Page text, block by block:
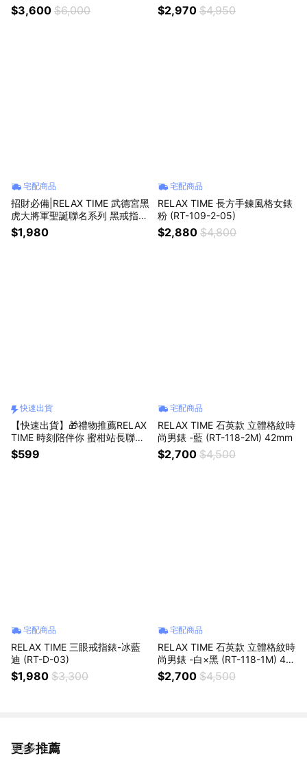
$3,600 $6,000 $2,970 $4,950
宅配商品
招財必備|RELAX TIME 武德宮黑
虎大將軍聖誕聯名系列 黑戒指錶
(RT-W-02)
$1,980
宅配商品
RELAX TIME 長方手鍊風格女錶
粉 (RT-109-2-05)
$2,880 $4,800
快速出貨
【快速出貨】🎁禮物推薦RELAX
TIME 時刻陪伴你 蜜柑站長聯名 l
蜜柑樂園投影燈 (RT-116C-1) l
不含電池
$599
宅配商品
RELAX TIME 石英款 立體格紋時
尚男錶 -藍 (RT-118-2M) 42mm
$2,700 $4,500
宅配商品
RELAX TIME 三眼戒指錶-冰藍
迪 (RT-D-03)
$1,980 $3,300
宅配商品
RELAX TIME 石英款 立體格紋時
尚男錶 -白×黑 (RT-118-1M) 42
mm
$2,700 $4,500
更多推薦
看更多